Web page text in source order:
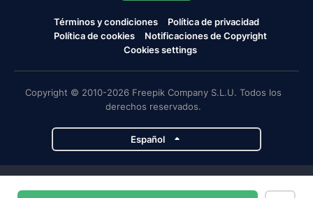
Términos y condiciones
Política de privacidad
Política de cookies
Notificaciones de Copyright
Cookies settings
Copyright © 2010-2026 Freepik Company S.L.U. Todos los
derechos reservados.
Español